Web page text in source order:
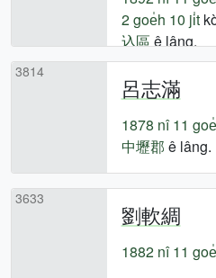
2 goe̍h 10 ji̍t
込區ê lâng.
3814
呂志滿
1878 nî 11
中壢郡 ê lâng.
3633
劉軟綢
1882 nî 11